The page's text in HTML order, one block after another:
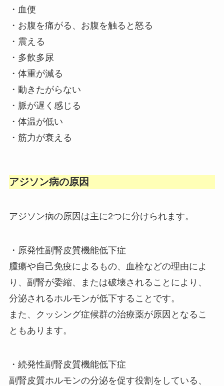
・血便
・お腹を痛がる、お腹を触ると怒る
・震える
・多飲多尿
・体重が減る
・動きたがらない
・脈が遅く感じる
・体温が低い
・筋力が衰える
アジソン病の原因
アジソン病の原因は主に2つに分けられます。
・原発性副腎皮質機能低下症
腫瘍や自己免疫によるもの、血栓などの理由によ
り、副腎が委縮、または破壊されることにより、
分泌されるホルモンが低下することです。
また、
クッシング症候群の治療薬が原因となるこ
ともあります。
・続発性副腎皮質機能低下症
副腎皮質ホルモンの分泌を促す役割をしている、